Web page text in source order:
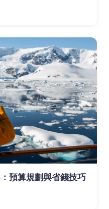
預算規劃與省錢技巧